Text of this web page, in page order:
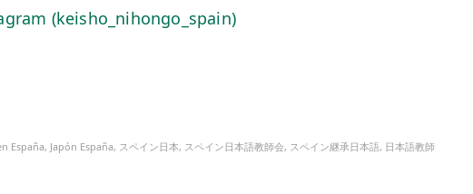
(keisho_nihongo_spain)
España, Japón España, スペイン日本, スペイン日本語教師会, スペイン継承日本語, 日本語教師